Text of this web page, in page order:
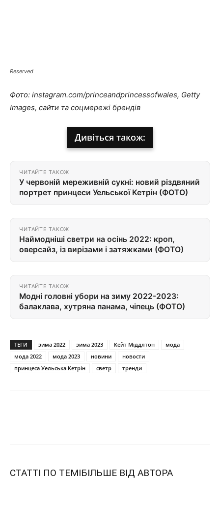
Reserved
Фото: instagram.com/princeandprincessofwales, Getty
Images, сайти та соцмережі брендів
Дивіться також:
ЧИТАЙТЕ ТАКОЖ
У червоній мереживній сукні: новий різдвяний
портрет принцеси Уельської Кетрін (ФОТО)
ЧИТАЙТЕ ТАКОЖ
Наймодніші светри на осінь 2022: кроп,
оверсайз, із вирізами і затяжками (ФОТО)
ЧИТАЙТЕ ТАКОЖ
Модні головні убори на зиму 2022-2023:
балаклава, хутряна панама, чіпець (ФОТО)
ТЕГИ зима 2022 зима 2023 Кейт Міддлтон
мода
мода 2022
мода 2023 новини
новости
принцеса Уельська Кетрін
светр тренди
СТАТТІ ПО ТЕМІБІЛЬШЕ ВІД АВТОРА